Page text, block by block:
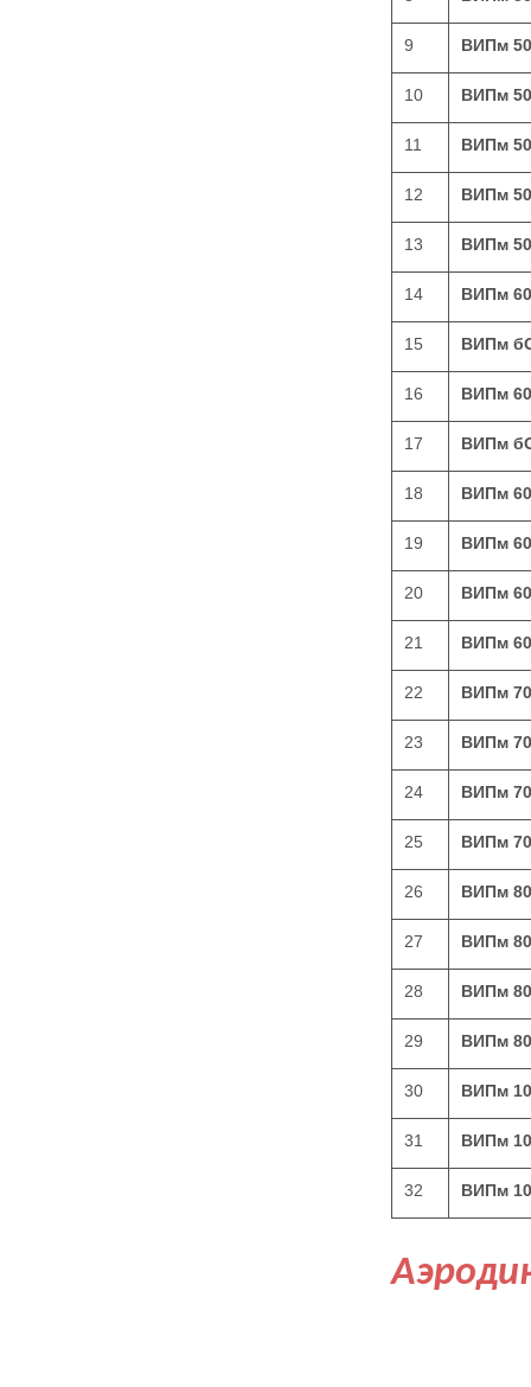
9 ВИПм
10 ВИПм
11 ВИПм
12 ВИПм
13 ВИПм
14 ВИПм
15 ВИПм
16 ВИПм
17 ВИПм
18 ВИПм
19 ВИПм
20 ВИПм
21 ВИПм
22 ВИПм
23 ВИПм
24 ВИПм
25 ВИПм
26 ВИПм
27 ВИПм
28 ВИПм
29 ВИПм
30 ВИПм
31 ВИПм
32 ВИПм